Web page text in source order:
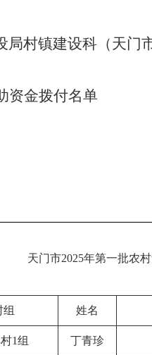
局村镇建设科（天门
资金拨付名单
天门市2025年第一批农
组 姓名
1组 丁青珍